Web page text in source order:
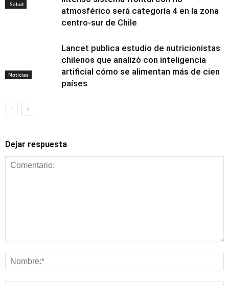
Salud
Noticias
atmosférico será categoría 4 en la zona
centro-sur de Chile
Alimentación y
nutrición
Lancet publica estudio de nutricionistas
chilenos que analizó con inteligencia
artificial cómo se alimentan más de cien
países
Dejar respuesta